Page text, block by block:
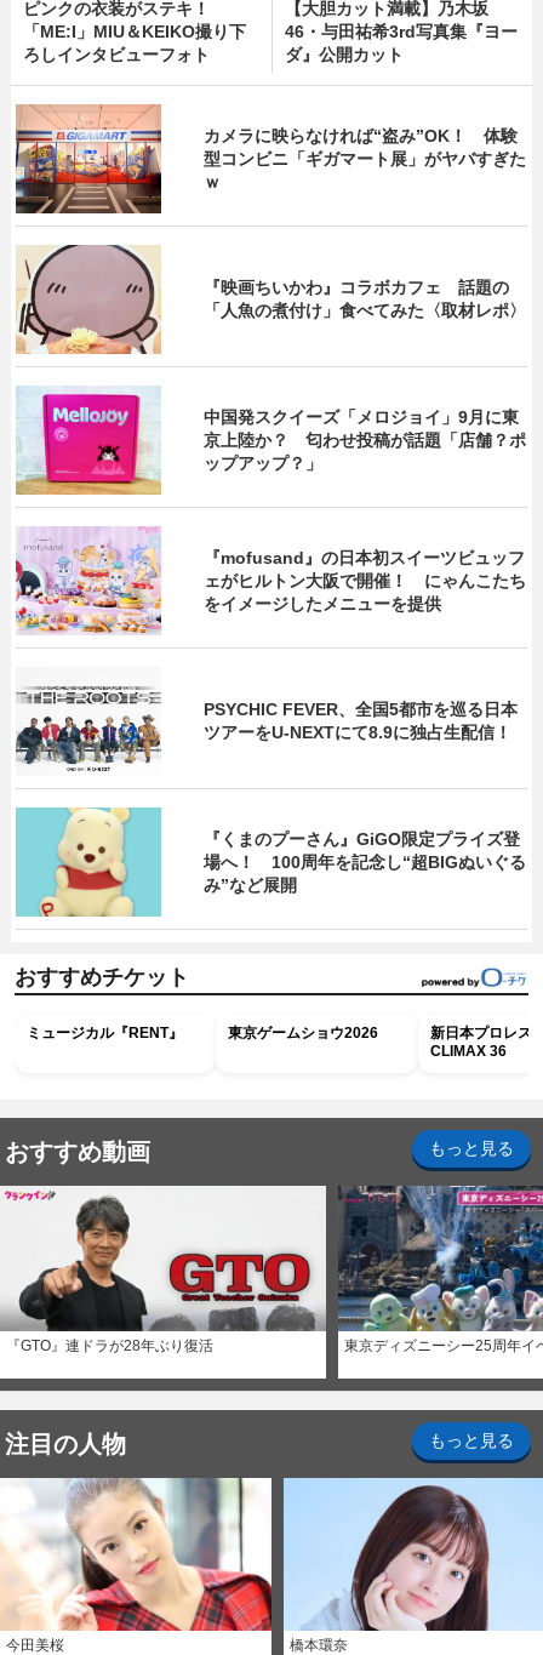
ピンクの衣装がステキ！
「ME:I」MIU＆KEIKO撮り下
ろしインタビューフォト
【大胆カット満載】乃木坂
46・与田祐希3rd写真集『ヨー
ダ』公開カット
カメラに映らなければ“盗み”OK！ 体験
型コンビニ「ギガマート展」がヤバすぎた
ｗ
『映画ちいかわ』コラボカフェ 話題の
「人魚の煮付け」食べてみた〈取材レポ〉
中国発スクイーズ「メロジョイ」9月に東
京上陸か？ 匂わせ投稿が話題「店舗？ポ
ップアップ？」
『mofusand』の日本初スイーツビュッフ
ェがヒルトン大阪で開催！ にゃんこたち
をイメージしたメニューを提供
PSYCHIC FEVER、全国5都市を巡る日本
ツアーをU‐NEXTにて8.9に独占生配信！
『くまのプーさん』GiGO限定プライズ登
場へ！ 100周年を記念し“超BIGぬいぐる
み”など展開
おすすめチケット
ミュージカル『RENT』 東京ゲームショウ2026
新日本プロレス
CLIMAX 36
おすすめ動画 もっと見る
『GTO』連ドラが28年ぶり復活 東京ディズニーシー25周年イ
注目の人物 もっと見る
今田美桜 橋本環奈